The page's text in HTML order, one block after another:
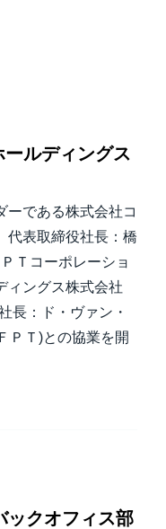
ルディングス
ーである株式会社コ
代表取締役社長：橋
Ｔコーポレーショ
ィングス株式会社
長：ド・ヴァン・
ＰＴ)との協業を開
ックオフィス部